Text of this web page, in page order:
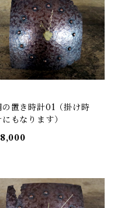
の置き時計01（掛け時
もなります）